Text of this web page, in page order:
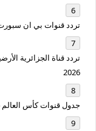
تردد قنوات بي ان سبورت
تردد قناة الجزائرية
2026
جدول قنوات كأس العالم 2026 المجانية على أسترا وهوتبيرد (ترددات مؤكدة)